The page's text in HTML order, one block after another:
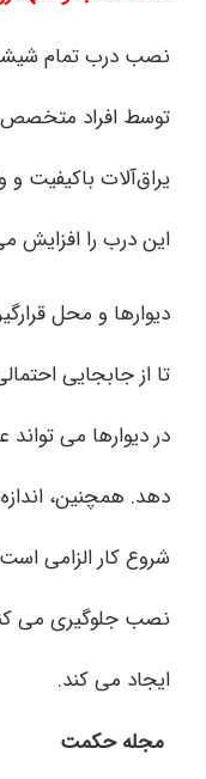
نصب درب تمام شیشه
توسط افراد متخصص
یراق‌آلات باکیفیت
این درب را افزایش
دیوارها و محل
تا از جابجایی
در دیوارها می‌
دهد. همچنین،
شروع کار الزامی
نصب جلوگیری می
ایجاد می‌ کند.
مجله حکمت